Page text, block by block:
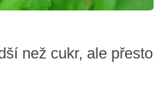
než cukr, ale přesto